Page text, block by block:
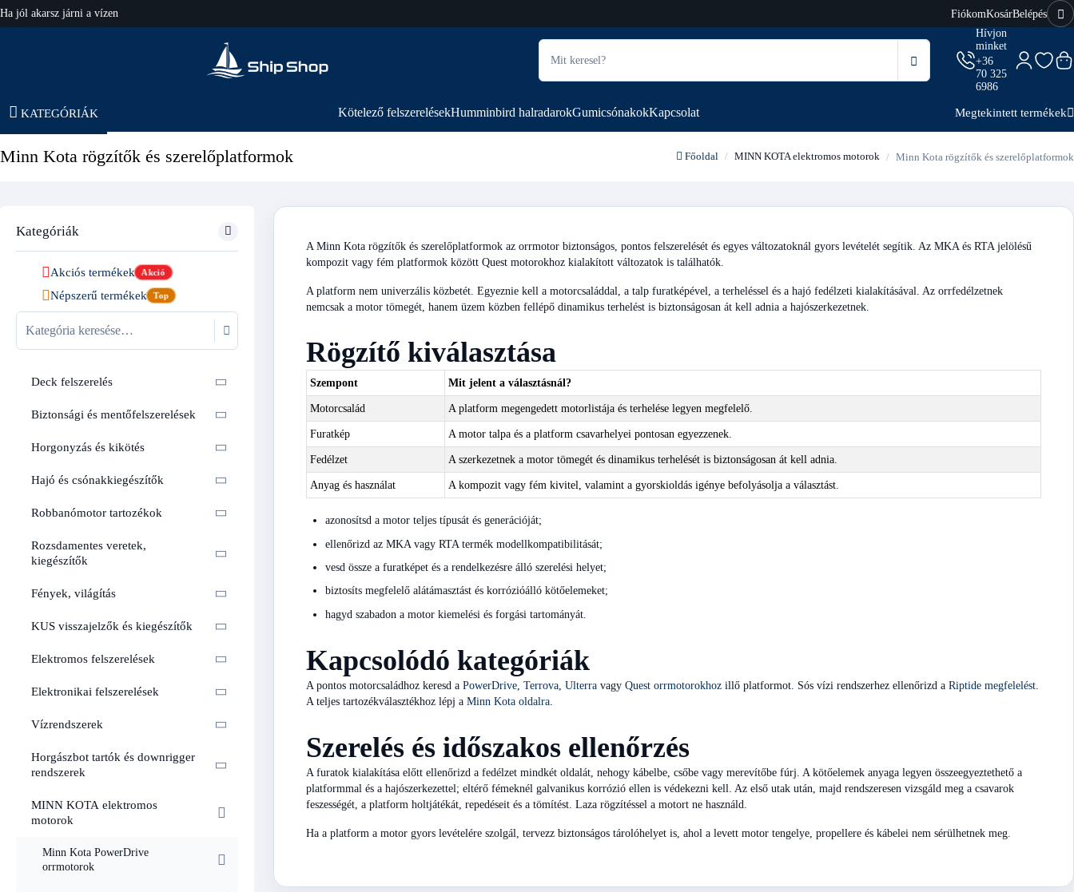
hajo-felszereles.hu
FiókomKosárBelépés
Hívjon
minket
+36
70 325
6986
KATEGÓRIÁK Kötelező felszerelésekHumminbird halradarokGumicsónakokKapcsolat Megtekintett termékek
Minn Kota rögzítők és szerelőplatformok Főoldal MINN KOTA elektromos motorok Minn Kota rögzítők és szerelőplatformok
Kategóriák
Akciós termékek Akció
Népszerű termékek Top
Deck felszerelés
Biztonsági és mentőfelszerelések
Horgonyzás és kikötés
Hajó és csónakkiegészítők
Robbanómotor tartozékok
Rozsdamentes veretek,
kiegészítők
Fények, világítás
KUS visszajelzők és kiegészítők
Elektromos felszerelések
Elektronikai felszerelések
Vízrendszerek
Horgászbot tartók és downrigger
rendszerek
MINN KOTA elektromos
motorok
Minn Kota PowerDrive
orrmotorok
A Minn Kota rögzítők és szerelőplatformok az orrmotor biztonságos, pontos felszerelését és egyes változatoknál gyors levételét segítik. Az MKA és RTA jelölésű
kompozit vagy fém platformok között Quest motorokhoz kialakított változatok is találhatók.
A platform nem univerzális közbetét. Egyeznie kell a motorcsaláddal, a talp furatképével, a terheléssel és a hajó fedélzeti kialakításával. Az orrfedélzetnek
nemcsak a motor tömegét, hanem üzem közben fellépő dinamikus terhelést is biztonságosan át kell adnia a hajószerkezetnek.
Rögzítő kiválasztása
Szempont Mit jelent a választásnál?
Motorcsalád A platform megengedett motorlistája és terhelése legyen megfelelő.
Furatkép A motor talpa és a platform csavarhelyei pontosan egyezzenek.
Fedélzet A szerkezetnek a motor tömegét és dinamikus terhelését is biztonságosan át kell adnia.
Anyag és használat A kompozit vagy fém kivitel, valamint a gyorskioldás igénye befolyásolja a választást.
azonosítsd a motor teljes típusát és generációját;
ellenőrizd az MKA vagy RTA termék modellkompatibilitását;
vesd össze a furatképet és a rendelkezésre álló szerelési helyet;
biztosíts megfelelő alátámasztást és korrózióálló kötőelemeket;
hagyd szabadon a motor kiemelési és forgási tartományát.
Kapcsolódó kategóriák
A pontos motorcsaládhoz keresd a PowerDrive, Terrova, Ulterra vagy Quest orrmotorokhoz illő platformot. Sós vízi rendszerhez ellenőrizd a Riptide megfelelést.
A teljes tartozékválasztékhoz lépj a Minn Kota oldalra.
Szerelés és időszakos ellenőrzés
A furatok kialakítása előtt ellenőrizd a fedélzet mindkét oldalát, nehogy kábelbe, csőbe vagy merevítőbe fúrj. A kötőelemek anyaga legyen összeegyeztethető a
platformmal és a hajószerkezettel; eltérő fémeknél galvanikus korrózió ellen is védekezni kell. Az első utak után, majd rendszeresen vizsgáld meg a csavarok
feszességét, a platform holtjátékát, repedéseit és a tömítést. Laza rögzítéssel a motort ne használd.
Ha a platform a motor gyors levételére szolgál, tervezz biztonságos tárolóhelyet is, ahol a levett motor tengelye, propellere és kábelei nem sérülhetnek meg.